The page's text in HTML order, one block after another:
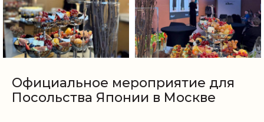
Официальное мероприятие для
Посольства Японии в Москве